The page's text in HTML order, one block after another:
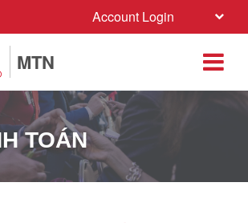
Account Login
MTN
TOÁN